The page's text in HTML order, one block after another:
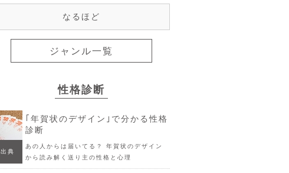
なるほど
ジャンル一覧
性格診断
｢年賀状のデザイン｣で分かる性格
診断
出典
あの人からは届いてる？ 年賀状のデザイン
から読み解く送り主の性格と心理